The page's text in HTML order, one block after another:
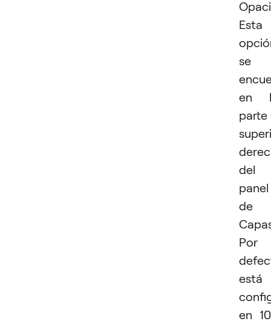
Esta
se
en
parte
del
panel
de
Por
está
en